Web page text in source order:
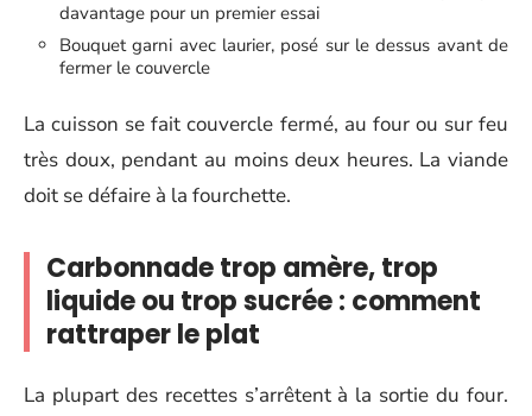
davantage pour un premier essai
Bouquet garni avec laurier, posé sur le dessus avant de
fermer le couvercle
La cuisson se fait couvercle fermé, au four ou sur feu
très doux, pendant au moins deux heures. La viande
doit se défaire à la fourchette.
Carbonnade trop amère, trop
liquide ou trop sucrée : comment
rattraper le plat
La plupart des recettes s’arrêtent à la sortie du four.